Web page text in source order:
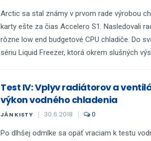
Arctic sa stal známy v prvom rade výrobou
karty ešte za čias Accelero S1. Nasledovali
rôzne low end budgetové CPU chladiče. Do
sériu Liquid Freezer, ktorá okrem slušných
Test IV: Vplyv radiátorov a
výkon vodného chladenia
JÁN KISTY 30.6.2018 0
Po dlhšej odmlke sa opäť vraciam k testu